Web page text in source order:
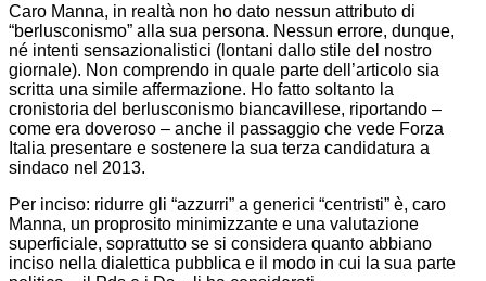
Caro Manna, in realtà non ho dato nessun attributo di
“berlusconismo” alla sua persona. Nessun errore, dunque,
né intenti sensazionalistici (lontani dallo stile del nostro
giornale). Non comprendo in quale parte dell’articolo sia
scritta una simile affermazione. Ho fatto soltanto la
cronistoria del berlusconismo biancavillese, riportando –
come era doveroso – anche il passaggio che vede Forza
Italia presentare e sostenere la sua terza candidatura a
sindaco nel 2013.
Per inciso: ridurre gli “azzurri” a generici “centristi” è, caro
Manna, un proprosito minimizzante e una valutazione
superficiale, soprattutto se si considera quanto abbiano
inciso nella dialettica pubblica e il modo in cui la sua parte